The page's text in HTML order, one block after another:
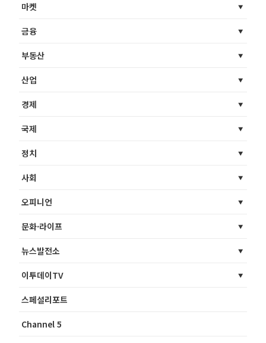
마켓
금융
부동산
산업
경제
국제
정치
사회
오피니언
문화·라이프
뉴스발전소
이투데이TV
스페셜리포트
Channel 5